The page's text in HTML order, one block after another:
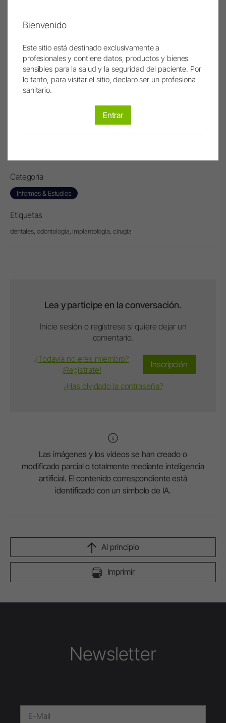
préstamo, todo funcionó siempre de manera fluida, rápida y
sin interrumpir la actividad clínica durante todos estos años
de colaboración.
Para mí, W&H es un socio de confianza, que ofrece equipos
altamente desarrollados con una gran relación calidad-
precio. Yo necesito trabajar con fiabilidad, y eso solo es
posible con el equipo adecuado.
¡Muchas gracias por estos valiosos comentarios!
Categoría
Informes & Estudios
Etiquetas
dentales, odontología, implantología, cirugía
Lea y participe en la conversación.
Inicie sesión o regístrese si quiere dejar un
comentario.
Inscripción
¿Todavía no eres miembro?
¡Regístrate!
¿Has olvidado la contraseña?
Las imágenes y los vídeos se han creado o
modificado parcial o totalmente mediante inteligencia
artificial. El contenido correspondiente está
identificado con un símbolo de IA.
Imprimir
Al principio
Newsletter
Bienvenido
Este sitio está destinado exclusivamente a
profesionales y contiene datos, productos y bienes
sensibles para la salud y la seguridad del paciente. Por
lo tanto, para visitar el sitio, declaro ser un profesional
sanitario.
Entrar